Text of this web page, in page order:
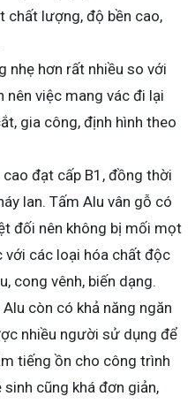
chất lượng, độ bền cao,
nhẹ hơn rất nhiều so với
nên việc mang vác đi lại
gia công, định hình theo
đạt cấp B1, đồng thời
lan. Tấm Alu vân gỗ có
đối nên không bị mối mọt
với các loại hóa chất độc
cong vênh, biến dạng.
còn có khả năng ngăn
nhiều người sử dụng để
tiếng ồn cho công trình
sinh cũng khá đơn giản,